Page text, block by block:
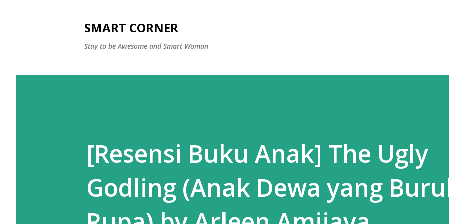
SMART CORNER
Stay to be Awesome and Smart Woman
[Resensi Buku Anak] The Ugly
Godling (Anak Dewa yang